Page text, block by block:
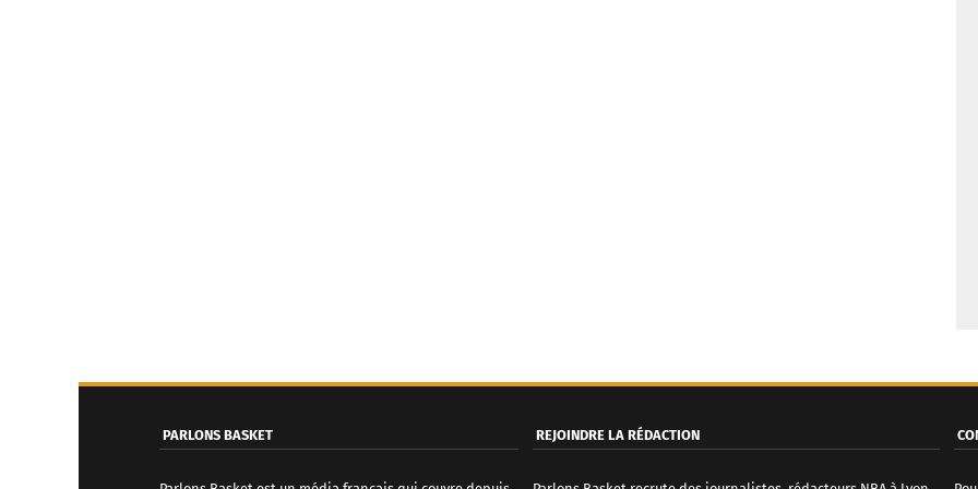
PARLONS BASKET REJOINDRE LA RÉDACTION